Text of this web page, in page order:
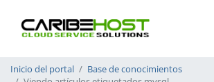
Inicio del portal
Base de conocimientos